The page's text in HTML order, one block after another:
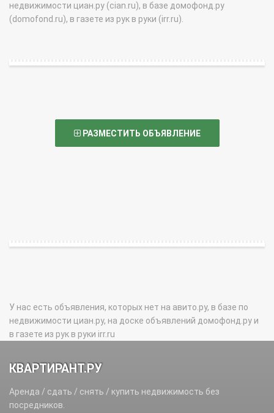
недвижимости циан.ру (cian.ru), в базе домофонд.ру
(domofond.ru), в газете из рук в руки (irr.ru).
РАЗМЕСТИТЬ ОБЪЯВЛЕНИЕ
У нас есть объявления, которых нет на авито.ру, в базе по
недвижимости циан.ру, на доске объявлений домофонд.ру и
в газете из рук в руки irr.ru
КВАРТИРАНТ.РУ
Аренда / сдать / снять / купить недвижимость без
посредников.